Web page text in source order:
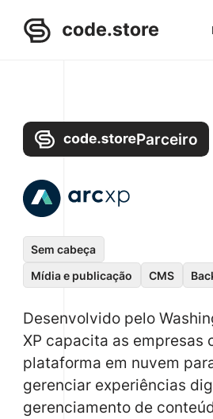
Parceiro
Mídia e publicação CMS
Sem cabeça
Desenvolvido pelo
XP capacita as empresas
plataforma em nuvem
gerenciar experiências
gerenciamento de